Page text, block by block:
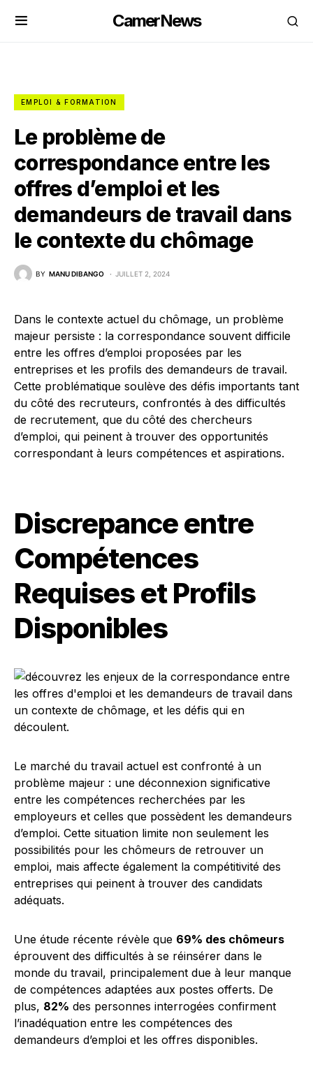
CamerNews
EMPLOI & FORMATION
Le problème de
correspondance entre les
offres d’emploi et les
demandeurs de travail dans
le contexte du chômage
BY MANU DIBANGO JUILLET 2, 2024
Dans le contexte actuel du chômage, un problème
majeur persiste : la correspondance souvent difficile
entre les offres d’emploi proposées par les
entreprises et les profils des demandeurs de travail.
Cette problématique soulève des défis importants tant
du côté des recruteurs, confrontés à des difficultés
de recrutement, que du côté des chercheurs
d’emploi, qui peinent à trouver des opportunités
correspondant à leurs compétences et aspirations.
Discrepance entre
Compétences
Requises et Profils
Disponibles
Le marché du travail actuel est confronté à un
problème majeur : une déconnexion significative
entre les compétences recherchées par les
employeurs et celles que possèdent les demandeurs
d’emploi. Cette situation limite non seulement les
possibilités pour les chômeurs de retrouver un
emploi, mais affecte également la compétitivité des
entreprises qui peinent à trouver des candidats
adéquats.
Une étude récente révèle que 69% des chômeurs
éprouvent des difficultés à se réinsérer dans le
monde du travail, principalement due à leur manque
de compétences adaptées aux postes offerts. De
plus, 82% des personnes interrogées confirment
l’inadéquation entre les compétences des
demandeurs d’emploi et les offres disponibles.